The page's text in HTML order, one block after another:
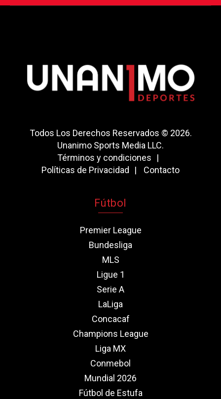
Todos Los Derechos Reservados © 2026.
Unanimo Sports Media LLC.
Términos y condiciones
Políticas de Privacidad
Contacto
Fútbol
Premier League
Bundesliga
MLS
Ligue 1
Serie A
LaLiga
Concacaf
Champions League
Liga MX
Conmebol
Mundial 2026
Fútbol de Estufa